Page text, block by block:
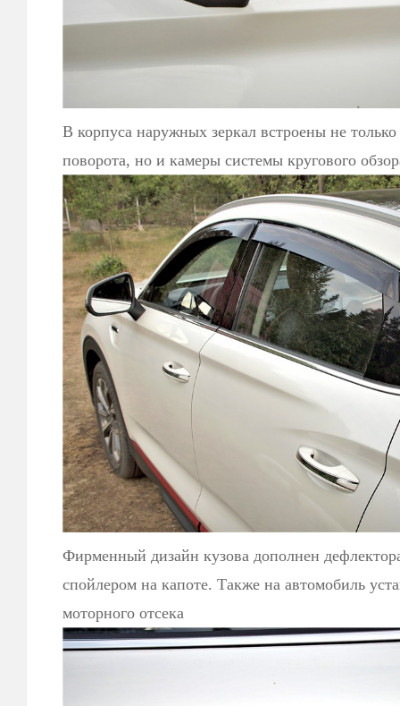
В корпуса наружных зеркал встроены не
поворота, но и камеры системы кругового
Фирменный дизайн кузова дополнен
спойлером на капоте. Также на автомобиль
моторного отсека